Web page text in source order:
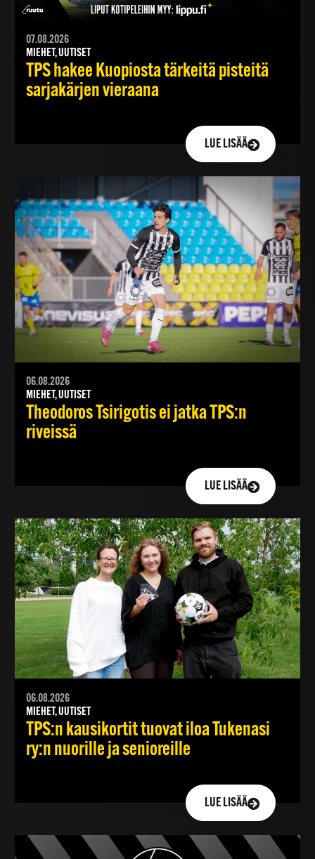
07.08.2026
MIEHET, UUTISET
TPS hakee Kuopiosta tärkeitä pisteitä
sarjakärjen vieraana
LUE LISÄÄ
06.08.2026
MIEHET, UUTISET
Theodoros Tsirigotis ei jatka TPS:n
riveissä
LUE LISÄÄ
06.08.2026
MIEHET, UUTISET
TPS:n kausikortit tuovat iloa Tukenasi
ry:n nuorille ja senioreille
LUE LISÄÄ